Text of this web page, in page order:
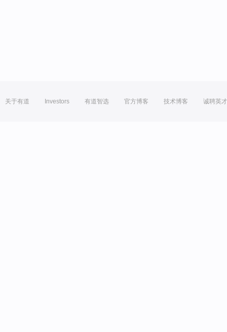
关于有道 Investors 有道智选 官方博客 技术博客 诚聘英才